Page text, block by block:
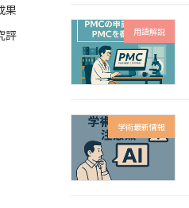
果
評
用語解説
学術最新情報